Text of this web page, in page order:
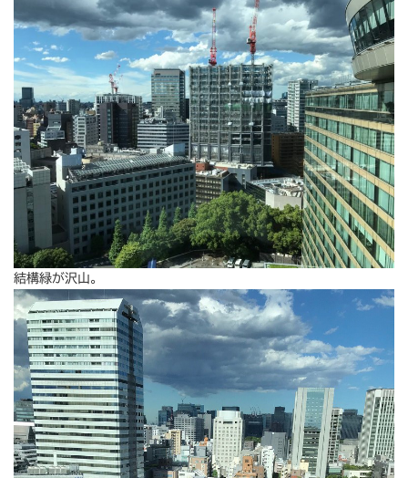
結構緑が沢山。